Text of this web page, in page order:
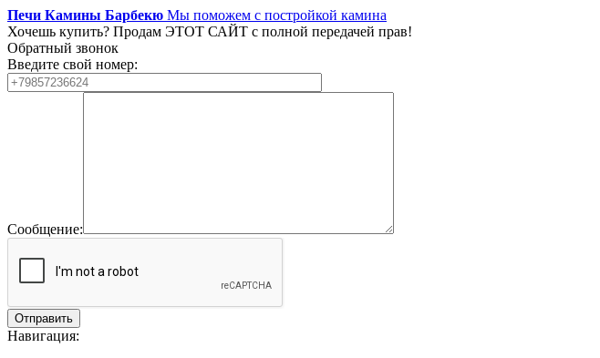
Печи Камины Барбекю Мы поможем с постройкой камина
Хочешь купить? Продам ЭТОТ САЙТ с полной передачей прав!
Обратный звонок
Введите свой номер:
Сообщение:
Навигация: